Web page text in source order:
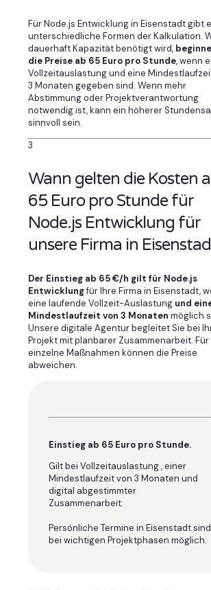
Für Node.js Entwicklung in Eisenstadt gibt
unterschiedliche Formen der Kalkulation.
dauerhaft Kapazität benötigt wird,
die Preise ab 65 Euro pro Stunde, wenn
Vollzeitauslastung und eine
3 Monaten gegeben sind. Wenn mehr
Abstimmung oder Projektverantwortung
notwendig ist, kann ein höherer
sinnvoll sein.
3
Wann gelten die Kosten
65 Euro pro Stunde für
Node.js Entwicklung für
unsere Firma in
Der Einstieg ab 65 €/h gilt für Node.js
Entwicklungfür Ihre Firma in Eisenstadt,
eine laufende Vollzeit-Auslastung und
Mindestlaufzeit von 3 Monaten möglich
Unsere digitale Agentur begleitet Sie bei
Projekt mit planbarer Zusammenarbeit. Für
einzelne Maßnahmen können die Preise
abweichen.
Einstieg ab 65 Euro pro Stunde.
Gilt bei Vollzeitauslastung , einer
Mindestlaufzeit von 3 Monaten und
digital abgestimmter
Zusammenarbeit.
Persönliche Termine in Eisenstadt sind
bei wichtigen Projektphasen möglich.